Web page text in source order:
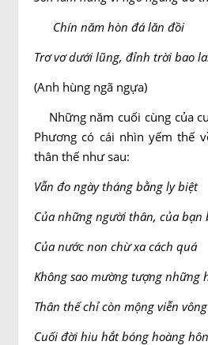
Chín năm hòn đá lăn đồi
Trơ vơ dưới lũng, đỉnh trời bao la.
(Anh hùng ngã ngựa)
Những năm cuối cùng của
Phương có cái nhìn yếm thế
thân thế như sau:
Vẫn đo ngày tháng bằng ly biệt
Của những người thân, của bạn
Của nước non chừ xa cách quá
Không sao mường tượng những
Thân thế chỉ còn mộng viễn vông
Cuối đời hiu hắt bóng hoàng hôn